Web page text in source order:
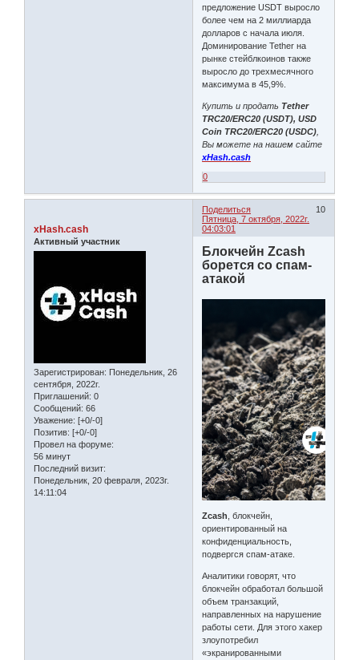
предложение USDT выросло
более чем на 2 миллиарда
долларов с начала июля.
Доминирование Tether на
рынке стейблкоинов также
выросло до трехмесячного
максимума в 45,9%.
Купить и продать Tether
TRC20/ERC20 (USDT), USD
Coin TRC20/ERC20 (USDC)
Вы можете на нашем сайте
xHash.cash
0
Поделиться
10
Пятница, 7 октября, 2022г.
04:03:01
xHash.cash
Активный участник
Зарегистрирован: Понедельник, 26
сентября, 2022г.
Приглашений: 0
Сообщений: 66
Уважение: [+0/-0]
Позитив: [+0/-0]
Провел на форуме:
56 минут
Последний визит:
Понедельник, 20 февраля, 2023г.
14:11:04
Блокчейн Zcash
борется со спам-
атакой
Zcash , блокчейн,
ориентированный на
конфиденциальность,
подвергся спам-атаке.
Аналитики говорят, что
блокчейн обработал большой
объем транзакций,
направленных на нарушение
работы сети. Для этого хакер
злоупотребил
«экранированными